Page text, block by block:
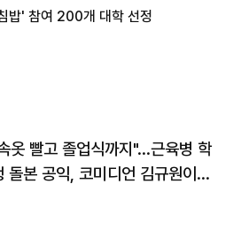
밥' 참여 200개 대학 선정
옷 빨고 졸업식까지"…근육병 학
돌본 공익, 코미디언 김규원이었